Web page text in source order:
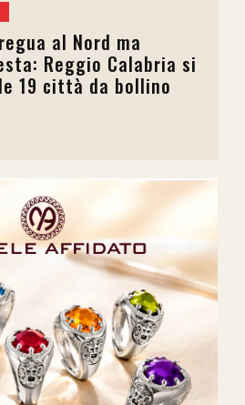
al Nord ma
Reggio Calabria si
19 città da bollino